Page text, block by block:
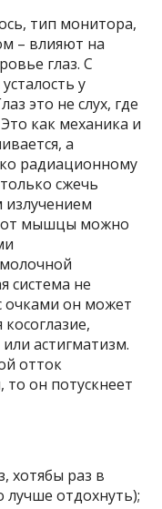
тип монитора,
– влияют на
глаз. С
у
это не слух, где
как механика и
а
радиационному
сжечь
мышцы можно
система не
очками он может
астигматизм.
отток
он потускнеет
хотябы раз в
лучше отдохнуть);